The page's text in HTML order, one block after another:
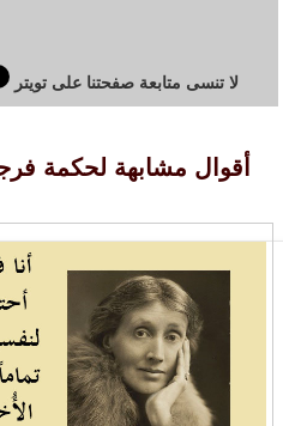
لا تنسى متابعة صفحتنا على تويتر
أقوال مشابهة لحكمة